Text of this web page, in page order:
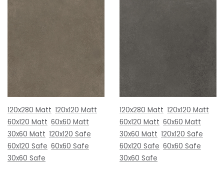
120x280 Matt 120x120 Matt
60x120 Matt 60x60 Matt
30x60 Matt 120x120 Safe
60x120 Safe 60x60 Safe
30x60 Safe
120x280 Matt 120x120 Matt
60x120 Matt 60x60 Matt
30x60 Matt 120x120 Safe
60x120 Safe 60x60 Safe
30x60 Safe